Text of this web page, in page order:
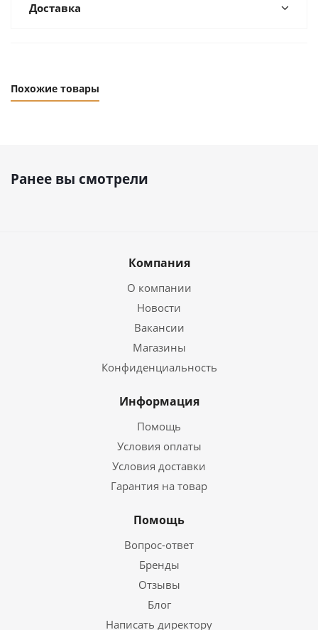
Доставка
Похожие товары
Ранее вы смотрели
Компания
О компании
Новости
Вакансии
Магазины
Конфиденциальность
Информация
Помощь
Условия оплаты
Условия доставки
Гарантия на товар
Помощь
Вопрос-ответ
Бренды
Отзывы
Блог
Написать директору